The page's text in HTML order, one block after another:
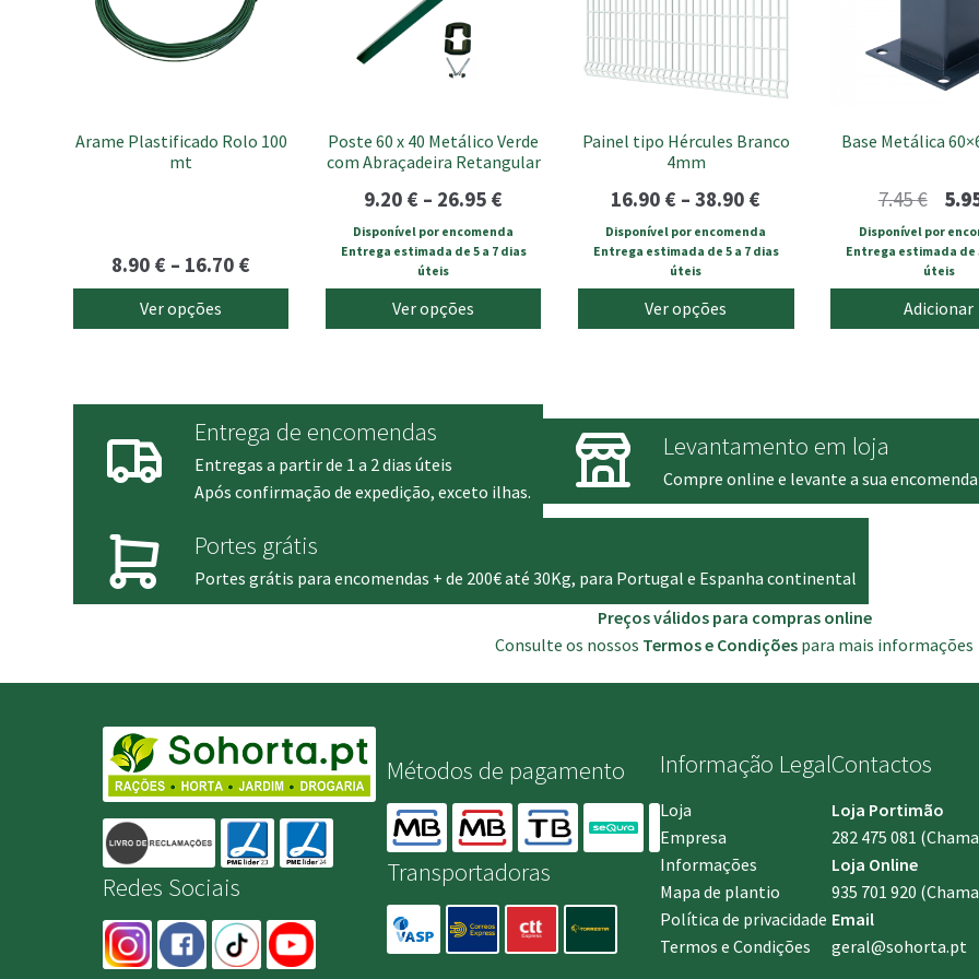
Arame Plastificado Rolo 100
mt
8.90 € – 16.70 €
range:
8.90 €
Ver opções
options
on
Poste 60 x 40 Metálico Verde
com Abraçadeira Retangular
9.20 € – 26.95 €
range:
9.20 €
through
26.95 €
Disponível por encomenda
Entrega estimada de 5 a 7 dias
úteis
Ver opções
options
on
the
product
Painel tipo Hércules Branco
4mm
16.90 € – 38.90 €
range:
16.90 €
through
38.90 €
Disponível por encomenda
Entrega estimada de 5 a 7 dias
úteis
Ver opções
options
may
on
product
Base Metálica
7.45€
era:
7.45
Disponível por
Entrega estimada de
úteis
Adicionar
Entrega de encomendas
Entregas a partir de 1 a 2 dias úteis
Após confirmação de expedição, exceto ilhas.
Levantamento em loja
Compre online e levante a sua
Portes grátis
Portes grátis para encomendas + de 200€ até 30Kg, para Portugal e Espanha continental
Preços válidos para compras online
Consulte os nossos Termos e Condições para mais informações
Redes Sociais
Métodos de pagamento
Transportadoras
Informação Legal
Loja
Empresa
Informações
Mapa de plantio
Política de privacidade
Termos e Condições
Contactos
Loja Portimão
282 475 081
Loja Online
935 701 920
Email
geral@sohorta.pt